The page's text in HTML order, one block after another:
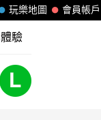
會員帳戶
玩樂地圖
驗